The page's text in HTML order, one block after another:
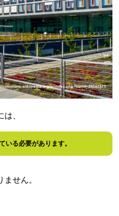
、
いる必要があります。
せん。